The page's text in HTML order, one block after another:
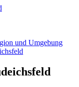
und Umgebung